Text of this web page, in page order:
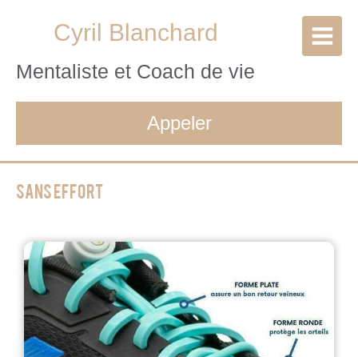
Cyril Blanchard
Mentaliste et Coach de vie
Appeler
Sans effort